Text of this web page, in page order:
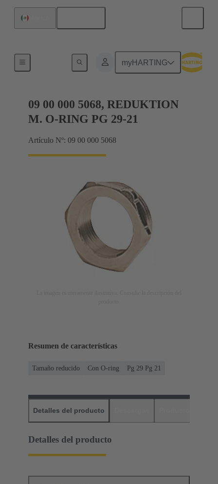
myHARTING
Conectores glándula
09 00 000 5068, REDUKTION
M. O-RING PG 29-21
Artículo Nº: 09 00 000 5068
Resumen de características
Tamaño reducido Con O-ring Pg 29 Pg 21
Detalles del producto
Detalles del producto